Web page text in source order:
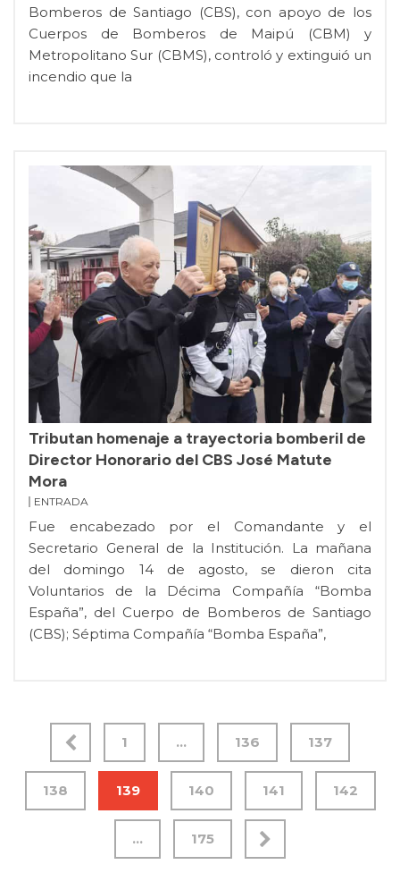
Bomberos de Santiago (CBS), con apoyo de los
Cuerpos de Bomberos de Maipú (CBM) y
Metropolitano Sur (CBMS), controló y extinguió un
incendio que la
Tributan homenaje a trayectoria bomberil de
Director Honorario del CBS José Matute
Mora
ENTRADA
Fue encabezado por el Comandante y el
Secretario General de la Institución. La mañana
del domingo 14 de agosto, se dieron cita
Voluntarios de la Décima Compañía “Bomba
España”, del Cuerpo de Bomberos de Santiago
(CBS); Séptima Compañía “Bomba España”,
1 … 136 137
138 139 140 141 142
… 175